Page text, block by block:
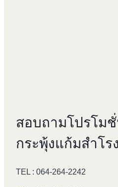
สอบถามโปรโม
กระพุ้งแก้มสำโรง
TEL : 064-264-2242